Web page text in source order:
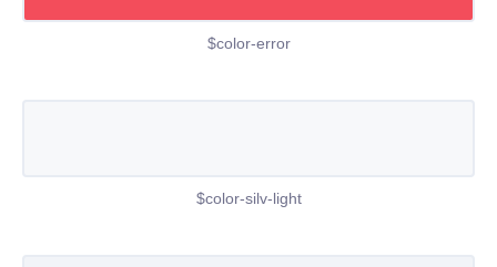
$color-error
$color-silv-light